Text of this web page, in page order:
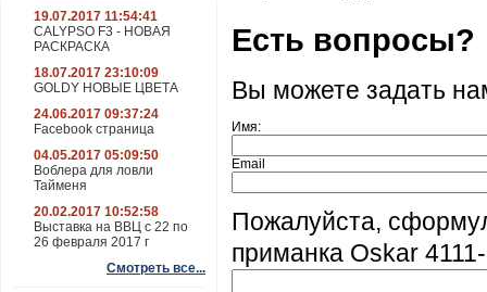
19.07.2017 11:54:41
CALYPSO F3 - НОВАЯ
РАСКРАСКА
18.07.2017 23:10:09
GOLDY НОВЫЕ ЦВЕТА
24.06.2017 09:37:24
Facebook страница
04.05.2017 05:09:50
Воблера для ловли
Тайменя
20.02.2017 10:52:58
Выставка на ВВЦ с 22 по
26 февраля 2017 г
Смотреть все...
Есть вопросы?
Вы можете задать
Имя:
Email
Пожалуйста,
приманка Oskar